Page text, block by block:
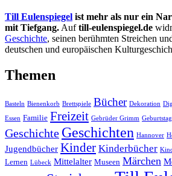
Till Eulenspiegel ist mehr als nur ein
mit Tiefgang. Auftill-eulenspiegel.de
Geschichte, seinen berühmten Streichen
deutschen und europäischen
Themen
Basteln Bienenkorb Brettspiele Bücher Dekoration
Essen Familie Freizeit Gebrüder Grimm Geburtstag
Geschichte Geschichten Hannover
Jugendbücher Kinder Kinderbücher
Lernen Lübeck Mittelalter Museen Märchen